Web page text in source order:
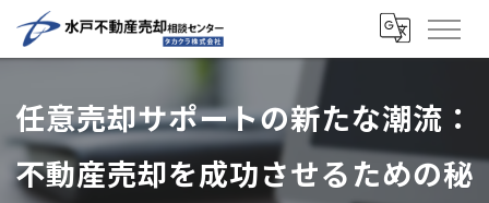
任意売却サポートの新たな潮流：
不動産売却を成功させるための秘